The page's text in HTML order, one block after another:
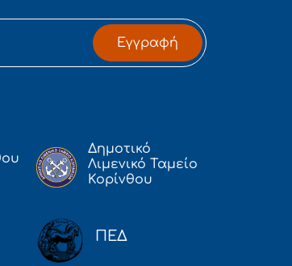
Εγγραφή
Δημοτικό
Λιμενικό Ταμείο
Κορίνθου
ΠΕΔ